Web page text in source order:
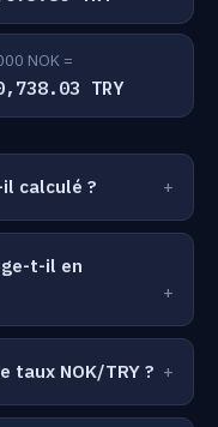
NOK =
TRY
calculé ?
t-il en
taux NOK/TRY ?